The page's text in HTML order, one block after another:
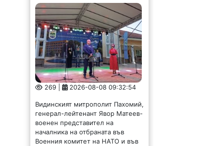
269 | 2026-08-08 09:32:54
Видинският митрополит Пахомий,
генерал-лейтенант Явор Матеев-
военен представител на
началника на отбраната във
Военния комитет на НАТО и във